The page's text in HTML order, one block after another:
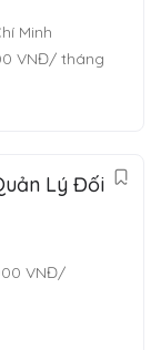
Minh
VNĐ/ tháng
Lý Đối
VNĐ/